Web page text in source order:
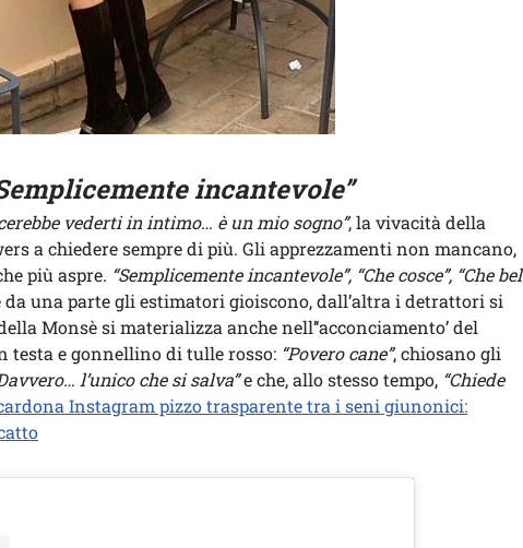
incantevole”
vederti in intimo… è un mio sogno”, la vivacità della
a chiedere sempre di più. Gli apprezzamenti non mancano,
più aspre. “Semplicemente incantevole”, “Che cosce”, “Che bel
da una parte gli estimatori gioiscono, dall’altra i detrattori si
Monsè si materializza anche nell’‘acconciamento’ del
testa e gonnellino di tulle rosso: “Povero cane”, chiosano gli
l’unico che si salva”e che, allo stesso tempo, “Chiede
Instagram pizzo trasparente tra i seni giunonici: